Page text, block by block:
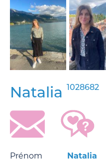
Natalia 1028682
Prénom
Natalia